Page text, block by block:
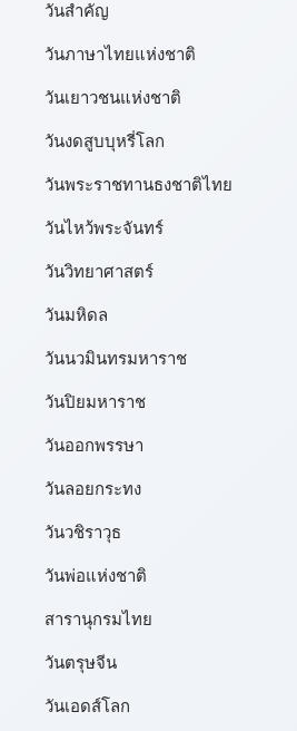
วันสำคัญ
วันภาษาไทยแห่งชาติ
วันเยาวชนแห่งชาติ
วันงดสูบบุหรี่โลก
วันพระราชทานธงชาติไทย
วันไหว้พระจันทร์​
วันวิทยาศาสตร์
วันมหิดล
วันนวมินทรมหาราช
วันปิยมหาราช
วันออกพรรษา
วันลอยกระทง
วันวชิราวุธ
วันพ่อแห่งชาติ
สารานุกรมไทย
วันตรุษจีน
วันเอดส์โลก